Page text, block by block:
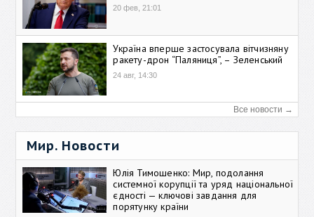
20 фев, 21:01
Україна вперше застосувала вітчизняну
ракету-дрон “Паляниця”, – Зеленський
24 авг, 14:30
Все новости →
Мир. Новости
Юлія Тимошенко: Мир, подолання
системної корупції та уряд національної
єдності — ключові завдання для
порятунку країни